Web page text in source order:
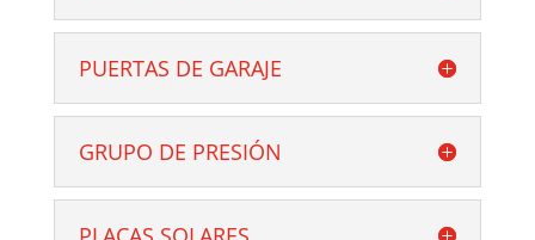
PUERTAS DE GARAJE
GRUPO DE PRESIÓN